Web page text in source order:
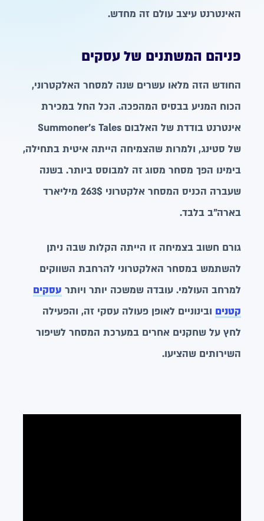
האינטרנט עיצב עולם זה מחדש.
פניהם המשתנים של עסקים
החודש הזה מלאו עשרים שנה למסחר האלקטרוני,
הכוח המניע בבסיס המהפכה. הכל החל במכירת
אינטרנט בודדת של האלבום Summoner’s Tales
של סטינג, ולמרות שהצמיחה הייתה איטית בתחילה,
בימינו הפך מסחר מסוג זה למבוסס ביותר. בשנה
שעברה הכניס המסחר אלקטרוני 263$ מיליארד
בארה”ב בלבד.
גורם חשוב בצמיחה זו הייתה הקלות שבה ניתן
להשתמש במסחר האלקטרוני להרחבת השווקים
למרחב העולמי. עובדה שמשכה יותר ויותר עסקים
קטנים ובינוניים לאופן פעולה עסקי זה, והפעילה
לחץ על שחקנים אחרים במערכת המסחר לשיפור
השירותים שהציעו.